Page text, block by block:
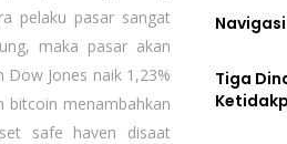
pelaku pasar sangat
maka pasar akan
Jones naik 1,23%
bitcoin menambahkan
safe haven disaat
Tiga